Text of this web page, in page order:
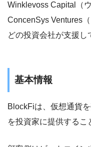
Winklevoss Capital（
ConcenSys Ventures
どの投資会社が支援し
基本情報
BlockFiは、仮想通貨
を投資家に提供するこ